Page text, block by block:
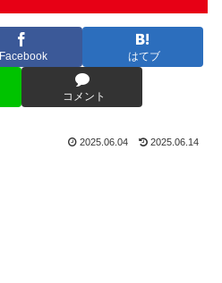
Facebook はてブ
コメント
2025.06.04 2025.06.14